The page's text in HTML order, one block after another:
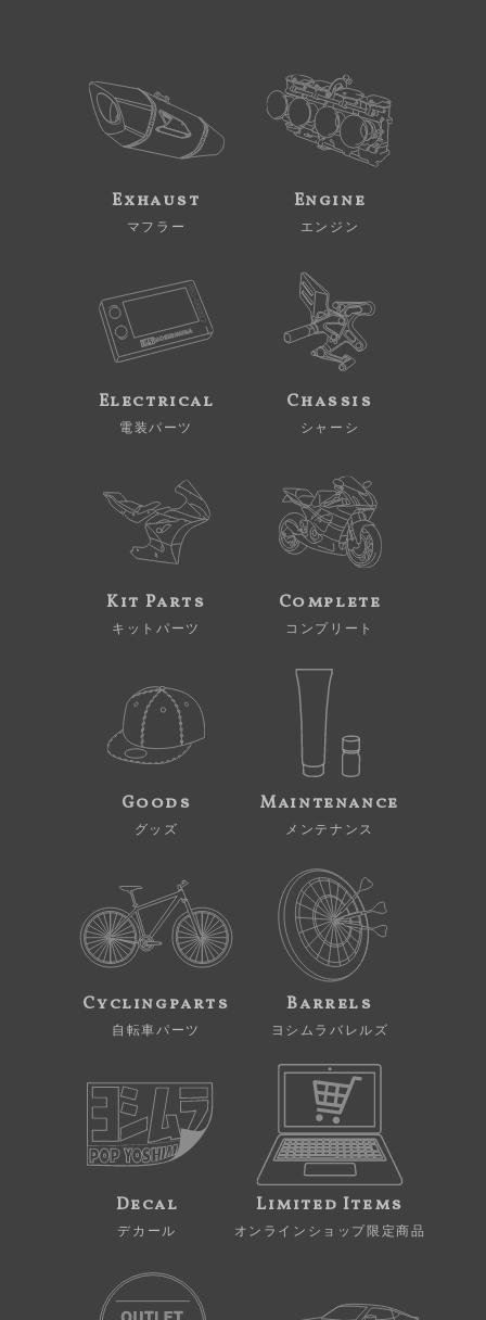
Exhaust
マフラー
Engine
エンジン
Electrical
電装パーツ
Chassis
シャーシ
Kit Parts
キットパーツ
Complete
コンプリート
Goods
グッズ
Maintenance
メンテナンス
Cyclingparts
自転車パーツ
Barrels
ヨシムラバレルズ
Decal
デカール
Limited Items
オンラインショップ限定商品